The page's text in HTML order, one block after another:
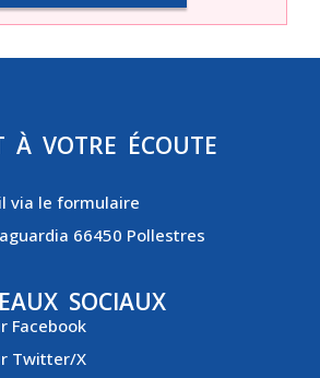
À VOTRE ÉCOUTE
via le formulaire
66450 Pollestres
SOCIAUX
Facebook
Twitter/X